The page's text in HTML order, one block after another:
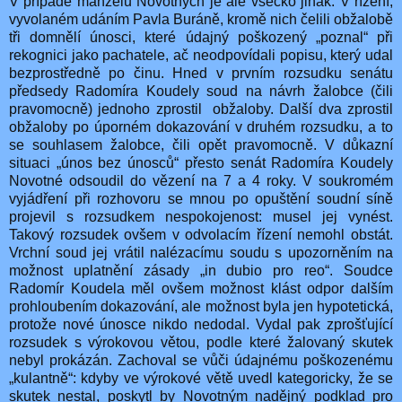
vyvolaném udáním Pavla Buráně, kromě nich čelili obžalobě
tři domnělí únosci, které údajný poškozený „poznal“ při
rekognici jako pachatele, ač neodpovídali popisu, který udal
bezprostředně po činu. Hned v prvním rozsudku senátu
předsedy Radomíra Koudely soud na návrh žalobce (čili
pravomocně) jednoho zprostil
obžaloby. Další dva zprostil
obžaloby po úporném dokazování v druhém rozsudku, a to
se souhlasem žalobce, čili opět pravomocně. V důkazní
situaci „únos bez únosců“ přesto senát Radomíra Koudely
Novotné odsoudil do vězení na 7 a 4 roky. V soukromém
vyjádření při rozhovoru se mnou po opuštění soudní síně
projevil s rozsudkem nespokojenost: musel jej vynést.
Takový rozsudek ovšem v odvolacím řízení nemohl obstát.
Vrchní soud jej vrátil nalézacímu soudu s upozorněním na
možnost uplatnění zásady „in dubio pro reo“. Soudce
Radomír Koudela měl ovšem možnost klást odpor dalším
prohloubením dokazování, ale možnost byla jen hypotetická,
protože nové únosce nikdo nedodal. Vydal pak zprošťující
rozsudek s výrokovou větou, podle které žalovaný skutek
nebyl prokázán. Zachoval se vůči údajnému poškozenému
„kulantně“: kdyby ve výrokové větě uvedl kategoricky, že se
skutek nestal, poskytl by Novotným nadějný podklad pro